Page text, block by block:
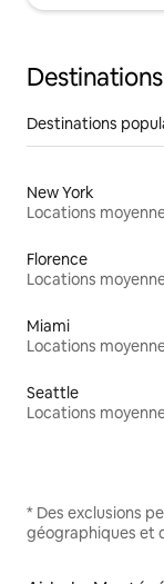
Destinations
New York
Florence
Miami
Seattle
* Des exclusions
géographiques et